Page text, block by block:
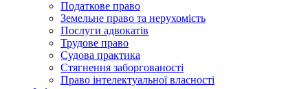
Податкове право
Земельне право та нерухомість
Послуги адвокатів
Трудове право
Судова практика
Стягнення заборгованості
Право інтелектуальної власності